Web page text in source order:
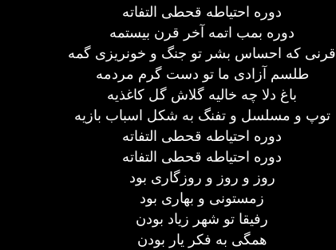
دوره احتیاطه قحطی التفاته
دوره بمب اتمه آخر قرن بیستمه
قرنی که احساس بشر تو جنگ و خونریزی گمه
طلسم آزادی ما تو دست گرم مردمه
باغ دلا چه خالیه گلاش گل کاغذیه
توپ و مسلسل و تفنگ به شکل اسباب بازیه
دوره احتیاطه قحطی التفاته
دوره احتیاطه قحطی التفاته
روز و روز و روزگاری بود
زمستونی و بهاری بود
رفیقا تو شهر زیاد بودن
همگی به فکر یار بودن